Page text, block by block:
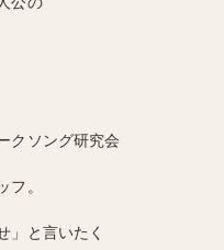
クソング研究会
フ。
」と言いたく